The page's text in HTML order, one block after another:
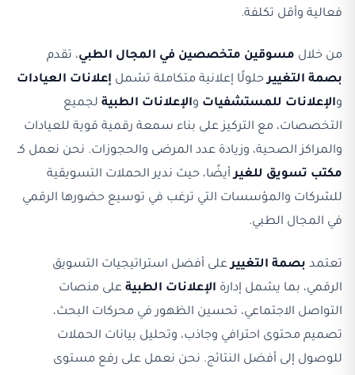
فعالية وأقل تكلفة.
من خلالمسوقين متخصصين في المجال الطبي، تقدم
بصمة التغييرحلولًا إعلانية متكاملة تشملإعلانات العيادات
الإعلانات للمستشفياتوالإعلانات الطبيةلجميع
التخصصات، مع التركيز على بناء سمعة رقمية قوية للعيادات
والمراكز الصحية، وزيادة عدد المرضى والحجوزات. نحن نعمل كـ
مكتب تسويق للغيرأيضًا، حيث ندير الحملات التسويقية
للشركات والمؤسسات التي ترغب في توسيع حضورها الرقمي
في المجال الطبي.
تعتمدبصمة التغييرعلى أفضل استراتيجيات التسويق
الرقمي، بما يشمل إدارةالإعلانات الطبيةعلى منصات
التواصل الاجتماعي، تحسين الظهور في محركات البحث،
تصميم محتوى احترافي وجاذب، وتحليل بيانات الحملات
للوصول إلى أفضل النتائج. نحن نعمل على رفع مستوى